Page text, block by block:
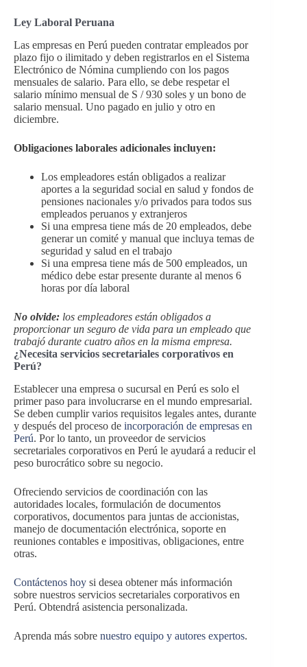
Ley Laboral Peruana
Las empresas en Perú pueden contratar empleados por
plazo fijo o ilimitado y deben registrarlos en el Sistema
Electrónico de Nómina cumpliendo con los pagos
mensuales de salario. Para ello, se debe respetar el
salario mínimo mensual de S / 930 soles y un bono de
salario mensual. Uno pagado en julio y otro en
diciembre.
Obligaciones laborales adicionales incluyen:
Los empleadores están obligados a realizar
aportes a la seguridad social en salud y fondos de
pensiones nacionales y/o privados para todos sus
empleados peruanos y extranjeros
Si una empresa tiene más de 20 empleados, debe
generar un comité y manual que incluya temas de
seguridad y salud en el trabajo
Si una empresa tiene más de 500 empleados, un
médico debe estar presente durante al menos 6
horas por día laboral
No olvide: los empleadores están obligados a
proporcionar un seguro de vida para un empleado que
trabajó durante cuatro años en la misma empresa.
¿Necesita servicios secretariales corporativos en
Perú?
Establecer una empresa o sucursal en Perú es solo el
primer paso para involucrarse en el mundo empresarial.
Se deben cumplir varios requisitos legales antes, durante
y después del proceso de incorporación de empresas en
Perú. Por lo tanto, un proveedor de servicios
secretariales corporativos en Perú le ayudará a reducir el
peso burocrático sobre su negocio.
Ofreciendo servicios de coordinación con las
autoridades locales, formulación de documentos
corporativos, documentos para juntas de accionistas,
manejo de documentación electrónica, soporte en
reuniones contables e impositivas, obligaciones, entre
otras.
Contáctenos hoy si desea obtener más información
sobre nuestros servicios secretariales corporativos en
Perú. Obtendrá asistencia personalizada.
Aprenda más sobre nuestro equipo y autores expertos.